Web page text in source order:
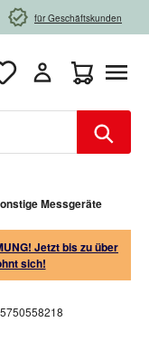
für Geschäftskunden
Messgeräte
Jetzt bis zu über
sich!
5 Sternen